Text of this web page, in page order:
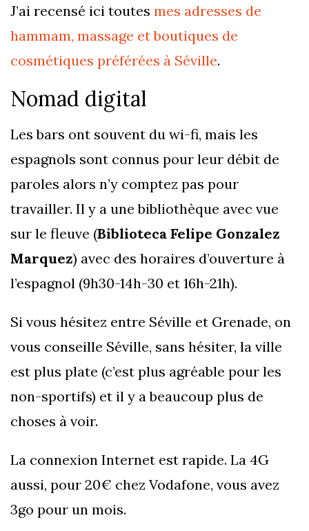
J’ai recensé ici toutes mes adresses de
hammam, massage et boutiques de
cosmétiques préférées à Séville.
Nomad digital
Les bars ont souvent du wi-fi, mais les
espagnols sont connus pour leur débit de
paroles alors n’y comptez pas pour
travailler. Il y a une bibliothèque avec vue
sur le fleuve (Biblioteca Felipe Gonzalez
Marquez) avec des horaires d’ouverture à
l’espagnol (9h30-14h-30 et 16h-21h).
Si vous hésitez entre Séville et Grenade, on
vous conseille Séville, sans hésiter, la ville
est plus plate (c’est plus agréable pour les
non-sportifs) et il y a beaucoup plus de
choses à voir.
La connexion Internet est rapide. La 4G
aussi, pour 20€ chez Vodafone, vous avez
3go pour un mois.